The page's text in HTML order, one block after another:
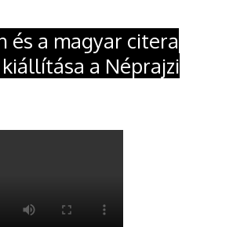
és a magyar citera
a Néprajzi